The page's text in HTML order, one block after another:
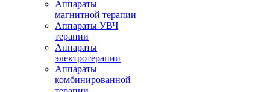
Аппараты
магнитной терапии
Аппараты УВЧ
терапии
Аппараты
электротерапии
Аппараты
комбинированной